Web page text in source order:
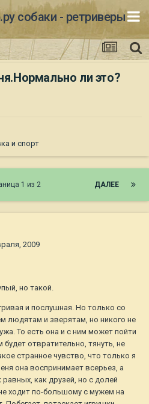
собаки - ретриверы
ли это?
и спорт
ДАЛЕЕ
1 из 2
2009
но такой.
и послушная. Но только со
людятам и зверятам, но никого не
То есть она и с ним может пойти
будет отвратительно, тянуть, не
странное чувство, что только я
она воспринимает всерьез, а
как друзей, но с долей
ходит по-большому с мужем на